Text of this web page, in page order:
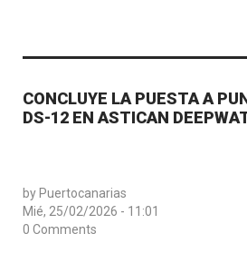
CONCLUYE LA PUESTA A
DS-12 EN ASTICAN
by Puertocanarias
Mié, 25/02/2026 - 11:01
0 Comments